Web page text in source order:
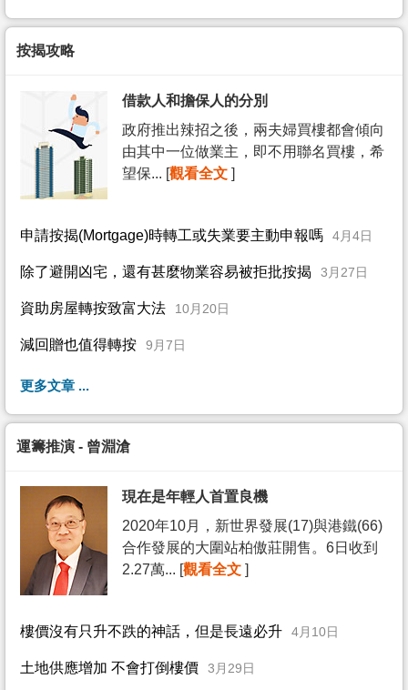
按揭攻略
借款人和擔保人的分別
政府推出辣招之後，兩夫婦買樓都會傾向
由其中一位做業主，即不用聯名買樓，希
望保... [觀看全文 ]
申請按揭(Mortgage)時轉工或失業要主動申報嗎 4月4日
除了避開凶宅，還有甚麼物業容易被拒批按揭 3月27日
資助房屋轉按致富大法 10月20日
減回贈也值得轉按 9月7日
更多文章 ...
運籌推演 - 曾淵滄
現在是年輕人首置良機
2020年10月，新世界發展(17)與港鐵(66)
合作發展的大圍站柏傲莊開售。6日收到
2.27萬... [觀看全文 ]
樓價沒有只升不跌的神話，但是長遠必升 4月10日
土地供應增加 不會打倒樓價 3月29日